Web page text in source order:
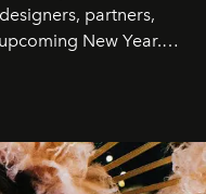
partners,
New Year.